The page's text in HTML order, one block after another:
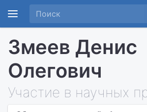
Змеев Денис
Олегович
Участие в научных